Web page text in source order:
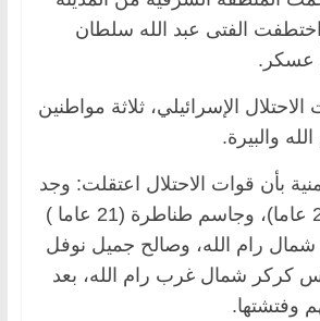
واختطفت الفتى عبد الله سلطان
عسكر.
الإسرائيلي، ثلاثة مواطنين
والبيرة.
بأن قوات الاحتلال اعتقلت: وجد
ناجح طناطرة (20 عاما)، وجاسم طناطرة (21 عاما )
رام الله، وصالح جميل نوفل
كركر شمال غرب رام الله، بعد
وفتشتها.